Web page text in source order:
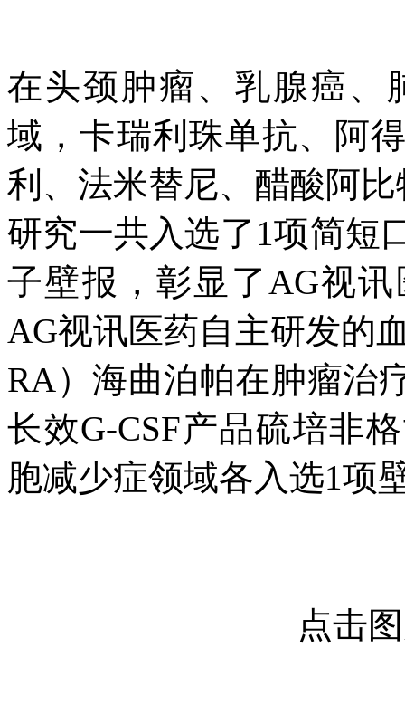
在头颈肿瘤、乳腺癌、
域，卡瑞利珠单抗、阿
利、法米替尼、醋酸阿
研究一共入选了1项简短
子壁报，彰显了AG视
AG视讯医药自主研发的
RA）海曲泊帕在肿瘤治
长效G-CSF产品硫培非
胞减少症领域各入选1项
点击